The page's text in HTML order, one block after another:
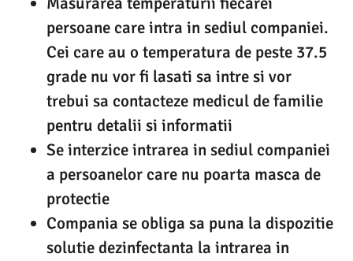
persoane care intra in sediul companiei.
Cei care au o temperatura de peste 37.5
grade nu vor fi lasati sa intre si vor
trebui sa contacteze medicul de familie
pentru detalii si informatii
Se interzice intrarea in sediul companiei
a persoanelor care nu poarta masca de
protectie
Compania se obliga sa puna la dispozitie
solutie dezinfectanta la intrarea in